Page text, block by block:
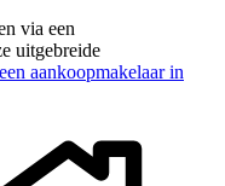
via een
uitgebreide
aankoopmakelaar in